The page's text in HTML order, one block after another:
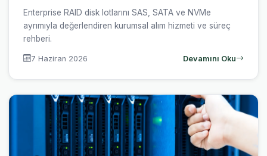
Enterprise RAID disk lotlarını SAS, SATA ve NVMe
ayrımıyla değerlendiren kurumsal alım hizmeti ve süreç
rehberi.
7 Haziran 2026 Devamını Oku